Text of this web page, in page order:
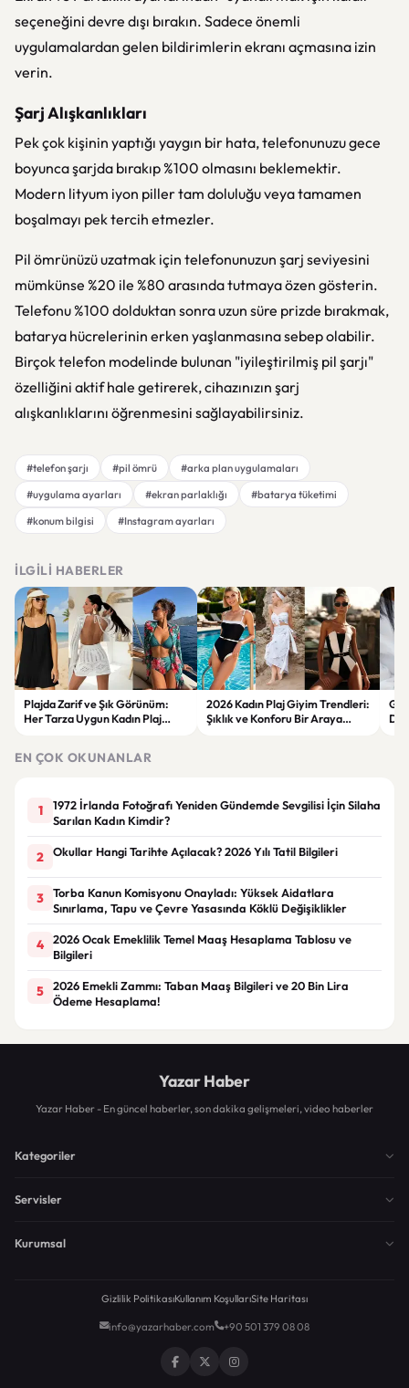
seçeneğini devre dışı bırakın. Sadece önemli
uygulamalardan gelen bildirimlerin ekranı açmasına izin
verin.
Şarj Alışkanlıkları
Pek çok kişinin yaptığı yaygın bir hata, telefonunuzu gece
boyunca şarjda bırakıp %100 olmasını beklemektir.
Modern lityum iyon piller tam doluluğu veya tamamen
boşalmayı pek tercih etmezler.
Pil ömrünüzü uzatmak için telefonunuzun şarj seviyesini
mümkünse %20 ile %80 arasında tutmaya özen gösterin.
Telefonu %100 dolduktan sonra uzun süre prizde bırakmak,
batarya hücrelerinin erken yaşlanmasına sebep olabilir.
Birçok telefon modelinde bulunan "iyileştirilmiş pil şarjı"
özelliğini aktif hale getirerek, cihazınızın şarj
alışkanlıklarını öğrenmesini sağlayabilirsiniz.
#telefon şarjı #pil ömrü
#arka plan uygulamaları
#uygulama ayarları
#ekran parlaklığı
#batarya tüketimi
#konum bilgisi
#Instagram ayarları
İLGILI HABERLER
Plajda Zarif ve Şık Görünüm:
Her Tarza Uygun Kadın Plaj
2026 Kadın Plaj Giyim Trendleri:
Şıklık ve Konforu Bir Araya
EN ÇOK OKUNANLAR
1
1972 İrlanda Fotoğrafı Yeniden Gündemde Sevgilisi İçin Silaha
Sarılan Kadın Kimdir?
2 Okullar Hangi Tarihte Açılacak? 2026 Yılı Tatil Bilgileri
3
Torba Kanun Komisyonu Onayladı: Yüksek Aidatlara
Sınırlama, Tapu ve Çevre Yasasında Köklü Değişiklikler
4
2026 Ocak Emeklilik Temel Maaş Hesaplama Tablosu ve
Bilgileri
5
2026 Emekli Zammı: Taban Maaş Bilgileri ve 20 Bin Lira
Ödeme Hesaplama!
Yazar Haber
Yazar Haber - En güncel haberler, son dakika gelişmeleri, video haberler
Kategoriler
Servisler
Kurumsal
Gizlilik PolitikasıKullanım KoşullarıSite Haritası
info@yazarhaber.com +90 501 379 08 08